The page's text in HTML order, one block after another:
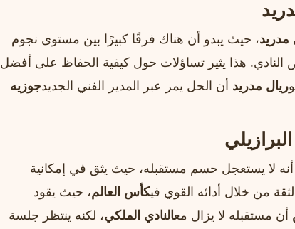
مدريد، حيث يبدو أن هناك فرقًا كبيرًا بين مستوى نجوم
النادي. هذا يثير تساؤلات حول كيفية الحفاظ على أفضل
ريال مدريد أن الحل يمر عبر المدير الفني الجديدجوزيه
أنه لا يستعجل حسم مستقبله، حيث يثق في إمكانية
من خلال أدائه القوي فيكأس العالم، حيث يقود
أن مستقبله لا يزال معالنادي الملكي، لكنه ينتظر جلسة